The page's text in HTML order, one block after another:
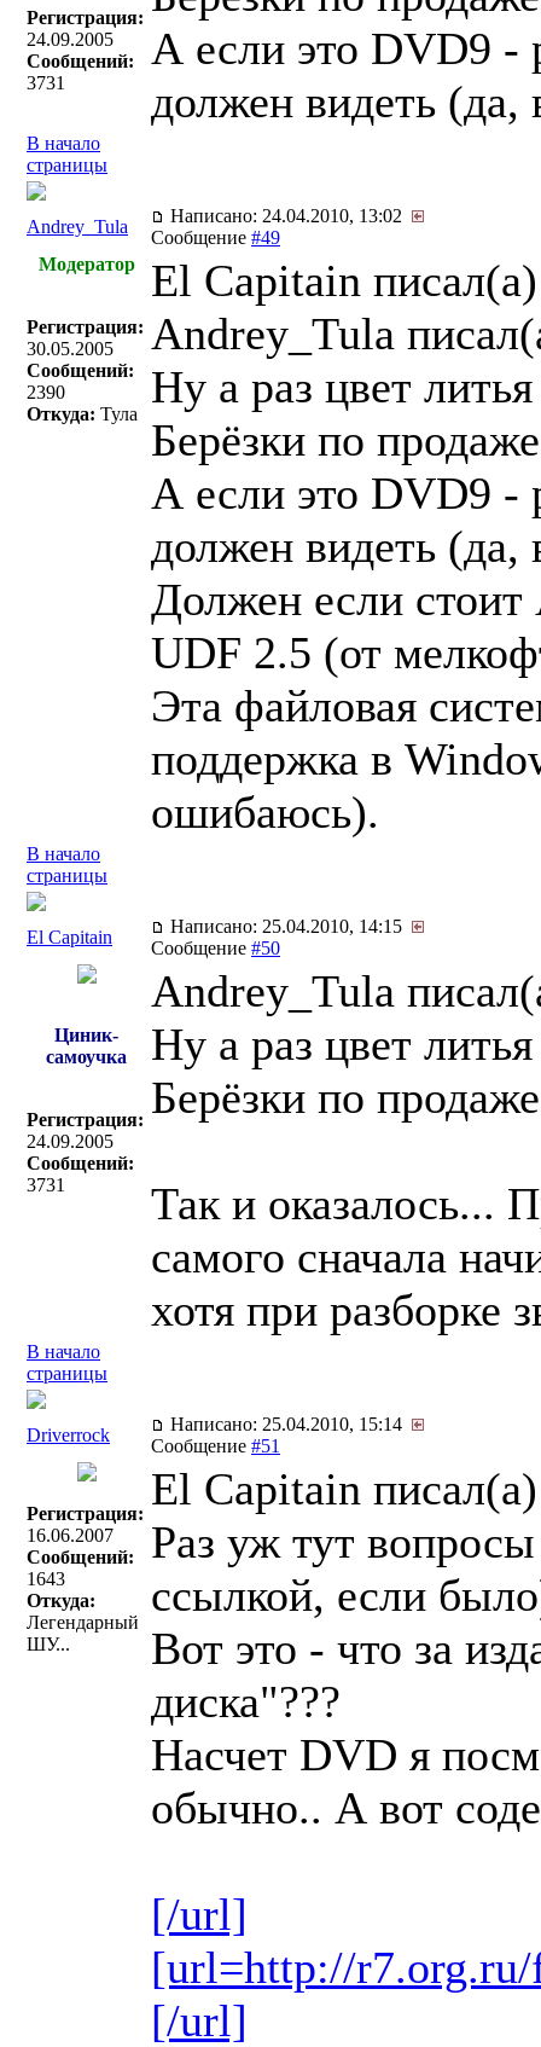
Регистрация:
24.09.2005
Сообщений:
3731
А если это DVD9 -
должен видеть (да,
В начало
страницы
Andrey_Tula
Написано: 24.04.2010, 13:02
Сообщение #49
Модератор
Регистрация:
30.05.2005
Сообщений:
2390
Откуда: Тула
El Capitain
Andrey_Tula
Ну а раз цвет
Берёзки по
А если это DVD9 -
должен видеть (да,
Должен если
UDF 2.5 (от
Эта файловая
поддержка в
ошибаюсь).
В начало
страницы
El Capitain
Написано: 25.04.2010, 14:15
Сообщение #50
Циник-
самоучка
Регистрация:
24.09.2005
Сообщений:
3731
Andrey_Tula
Ну а раз цвет
Берёзки по
Так и оказалось...
самого сначала
хотя при разборке
В начало
страницы
Driverrock
Написано: 25.04.2010, 15:14
Сообщение #51
Регистрация:
16.06.2007
Сообщений:
1643
Откуда:
Легендарный
ШУ...
El Capitain
Раз уж тут
ссылкой, если
Вот это - что за
диска"???
Насчет DVD я
обычно.. А вот
[/url]
[url=http://r7.org.ru/
[/url]